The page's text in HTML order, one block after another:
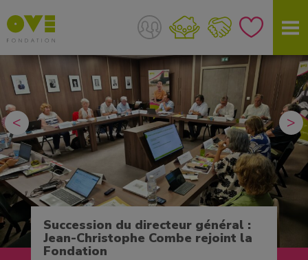
<
Succession du directeur général :
Jean-Christophe Combe rejoint la
Fondation
>